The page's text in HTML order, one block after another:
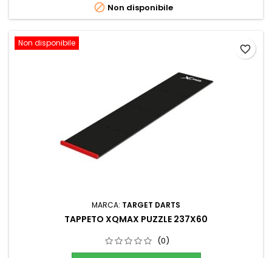
 Non disponibile
Non disponibile
MARCA: TARGET DARTS
TAPPETO XQMAX PUZZLE 237X60
(0)
favorite_border